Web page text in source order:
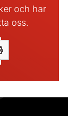
och har
oss.